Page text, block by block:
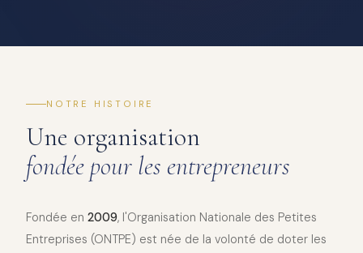
NOTRE HISTOIRE
Une organisation
fondée pour les entrepreneurs
Fondée en 2009, l'Organisation Nationale des Petites
Entreprises (ONTPE) est née de la volonté de doter les